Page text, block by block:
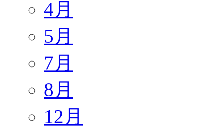
4月
5月
7月
8月
12月